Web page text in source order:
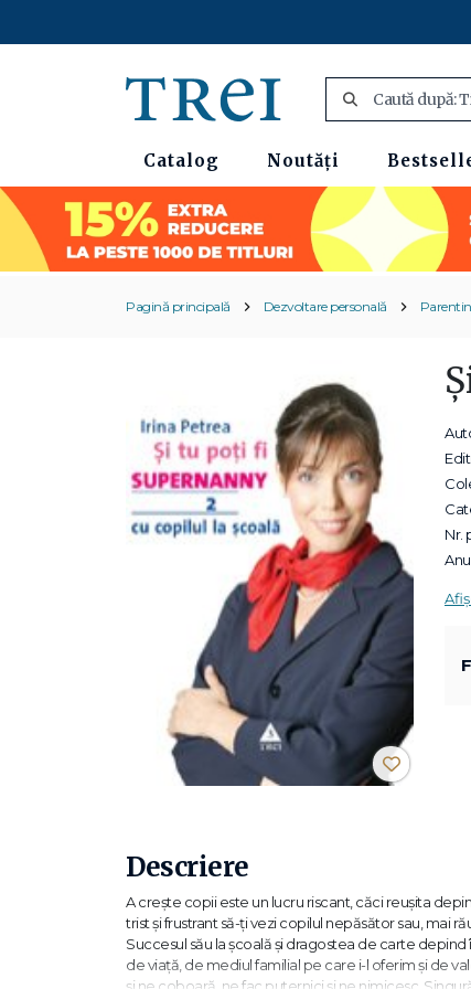
Catalog Noutăți
Pagină principală Dezvoltare personală
Nr.
Descriere
A creşte copii este un lucru riscant, căci reuşita
trist şi frustrant să-ţi vezi copilul nepăsător sau, mai
Succesul său la şcoală şi dragostea de carte
de viaţă, de mediul familial pe care i-l oferim şi de